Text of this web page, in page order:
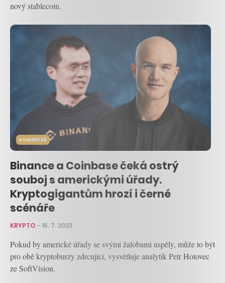
nový stablecoin.
KOMENTÁŘ
Binance a Coinbase čeká ostrý
souboj s americkými úřady.
Kryptogigantům hrozí i černé
scénáře
KRYPTO–15. 7. 2023
Pokud by americké úřady se svými žalobami uspěly, může to být
pro obě kryptoburzy zdrcující, vysvětluje analytik Petr Hotovec
ze SoftVision.